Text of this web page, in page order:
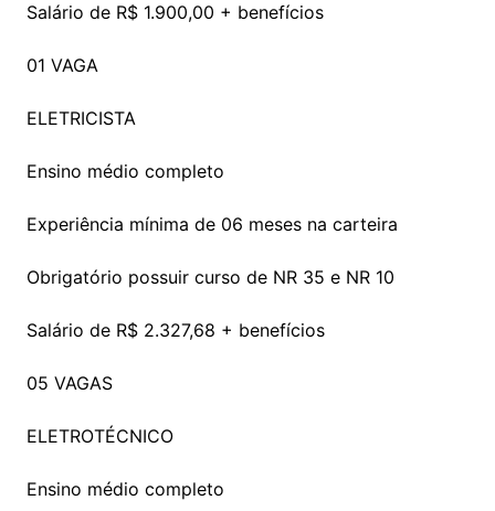
Salário de R$ 1.900,00 + benefícios
01 VAGA
ELETRICISTA
Ensino médio completo
Experiência mínima de 06 meses na carteira
Obrigatório possuir curso de NR 35 e NR 10
Salário de R$ 2.327,68 + benefícios
05 VAGAS
ELETROTÉCNICO
Ensino médio completo